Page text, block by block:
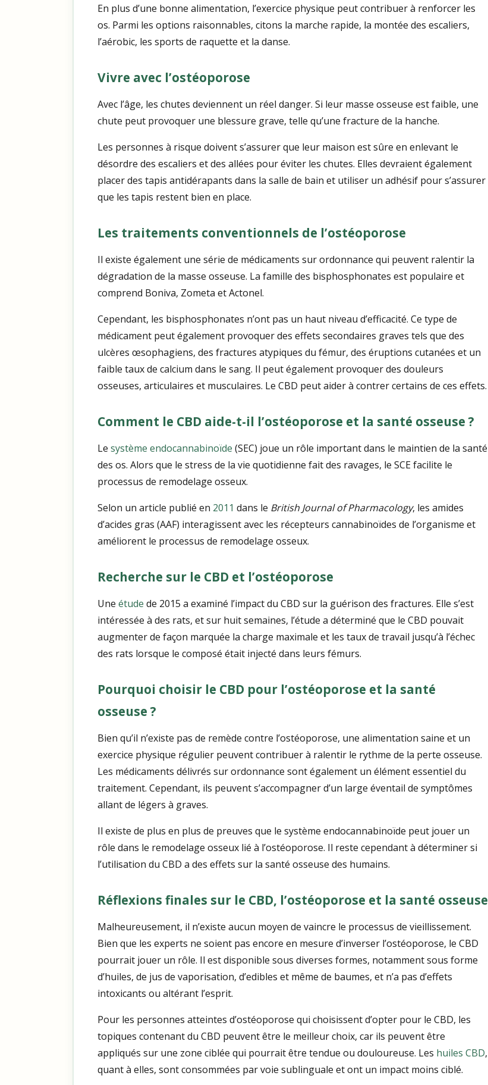
En plus d’une bonne alimentation, l’exercice physique peut contribuer à renforcer les
os. Parmi les options raisonnables, citons la marche rapide, la montée des escaliers,
l’aérobic, les sports de raquette et la danse.
Vivre avec l’ostéoporose
Avec l’âge, les chutes deviennent un réel danger. Si leur masse osseuse est faible, une
chute peut provoquer une blessure grave, telle qu’une fracture de la hanche.
Les personnes à risque doivent s’assurer que leur maison est sûre en enlevant le
désordre des escaliers et des allées pour éviter les chutes. Elles devraient également
placer des tapis antidérapants dans la salle de bain et utiliser un adhésif pour s’assurer
que les tapis restent bien en place.
Les traitements conventionnels de l’ostéoporose
Il existe également une série de médicaments sur ordonnance qui peuvent ralentir la
dégradation de la masse osseuse. La famille des bisphosphonates est populaire et
comprend Boniva, Zometa et Actonel.
Cependant, les bisphosphonates n’ont pas un haut niveau d’efficacité. Ce type de
médicament peut également provoquer des effets secondaires graves tels que des
ulcères œsophagiens, des fractures atypiques du fémur, des éruptions cutanées et un
faible taux de calcium dans le sang. Il peut également provoquer des douleurs
osseuses, articulaires et musculaires. Le CBD peut aider à contrer certains de ces effets.
Comment le CBD aide-t-il l’ostéoporose et la santé osseuse ?
Le système endocannabinoïde (SEC) joue un rôle important dans le maintien de la santé
des os. Alors que le stress de la vie quotidienne fait des ravages, le SCE facilite le
processus de remodelage osseux.
Selon un article publié en 2011 dans le British Journal of Pharmacology, les amides
d’acides gras (AAF) interagissent avec les récepteurs cannabinoïdes de l’organisme et
améliorent le processus de remodelage osseux.
Recherche sur le CBD et l’ostéoporose
Une étude de 2015 a examiné l’impact du CBD sur la guérison des fractures. Elle s’est
intéressée à des rats, et sur huit semaines, l’étude a déterminé que le CBD pouvait
augmenter de façon marquée la charge maximale et les taux de travail jusqu’à l’échec
des rats lorsque le composé était injecté dans leurs fémurs.
Pourquoi choisir le CBD pour l’ostéoporose et la santé
osseuse ?
Bien qu’il n’existe pas de remède contre l’ostéoporose, une alimentation saine et un
exercice physique régulier peuvent contribuer à ralentir le rythme de la perte osseuse.
Les médicaments délivrés sur ordonnance sont également un élément essentiel du
traitement. Cependant, ils peuvent s’accompagner d’un large éventail de symptômes
allant de légers à graves.
Il existe de plus en plus de preuves que le système endocannabinoïde peut jouer un
rôle dans le remodelage osseux lié à l’ostéoporose. Il reste cependant à déterminer si
l’utilisation du CBD a des effets sur la santé osseuse des humains.
Réflexions finales sur le CBD, l’ostéoporose et la santé osseuse
Malheureusement, il n’existe aucun moyen de vaincre le processus de vieillissement.
Bien que les experts ne soient pas encore en mesure d’inverser l’ostéoporose, le CBD
pourrait jouer un rôle. Il est disponible sous diverses formes, notamment sous forme
d’huiles, de jus de vaporisation, d’edibles et même de baumes, et n’a pas d’effets
intoxicants ou altérant l’esprit.
Pour les personnes atteintes d’ostéoporose qui choisissent d’opter pour le CBD, les
topiques contenant du CBD peuvent être le meilleur choix, car ils peuvent être
appliqués sur une zone ciblée qui pourrait être tendue ou douloureuse. Les huiles CBD,
quant à elles, sont consommées par voie sublinguale et ont un impact moins ciblé.